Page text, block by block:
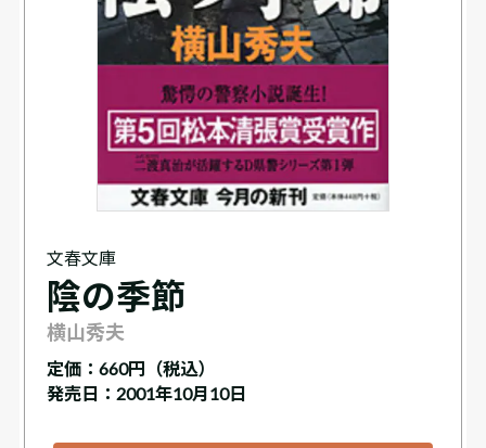
文春文庫
陰の季節
横山秀夫
定価： 660円（税込）
発売日：2001年10月10日